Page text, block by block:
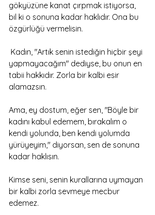
gökyüzüne kanat çırpmak istiyorsa,
bil ki o sonuna kadar haklıdır. Ona bu
özgürlüğü vermelisin.
yapmayacağım'' dediyse, bu onun en
tabii hakkıdır. Zorla bir kalbi esir
alamazsın.
Ama, ey dostum, eğer sen, "Böyle bir
kadını kabul edemem, bırakalım o
kendi yolunda, ben kendi yolumda
yürüyeyim," diyorsan, sen de sonuna
kadar haklısın.
Kimse seni, senin kurallarına uymayan
bir kalbi zorla sevmeye mecbur
edemez.